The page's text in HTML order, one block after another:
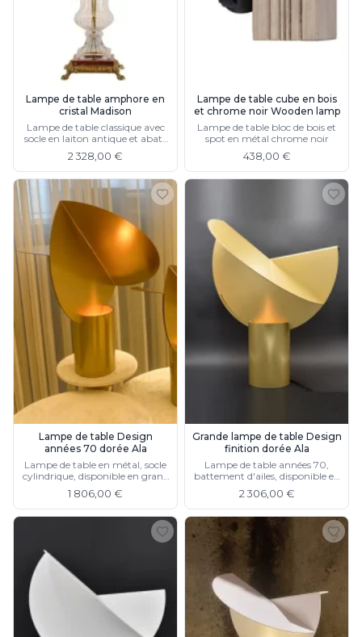
Lampe de table amphore en
cristal Madison
Lampe de table classique avec
socle en laiton antique et abat-
2 328,00 €
Lampe de table cube en bois
et chrome noir Wooden lamp
Lampe de table bloc de bois et
spot en métal chrome noir
438,00 €
Lampe de table Design
années 70 dorée Ala
Lampe de table en métal, socle
cylindrique, disponible en grand
1 806,00 €
Grande lampe de table Design
finition dorée Ala
Lampe de table années 70,
battement d'ailes, disponible en
2 306,00 €